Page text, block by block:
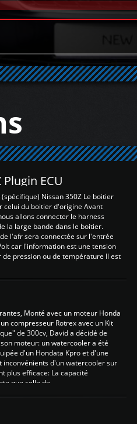
ECU
Nissan 350Z Le boitier
celui du boitier d'origine Avant
allons connecter le harness
la large bande dans le boitier.
l'afr sera connectée sur l'entrée
car l'information est une tension
pression ou de température Il est
Monté avec un moteur Honda
compresseur Rotrex avec un Kit
de 300cv, David a décidé de
moteur: un watercooler a été
d'un Hondata Kpro et d'une
inconvénients d'un watercooler sur
plus efficace: La capacité
que celle de ...